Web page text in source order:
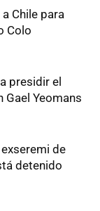
Chile para
Colo
presidir el
Gael Yeomans
de
detenido